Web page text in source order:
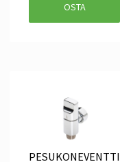
OSTA
PESUKONEVENTTI